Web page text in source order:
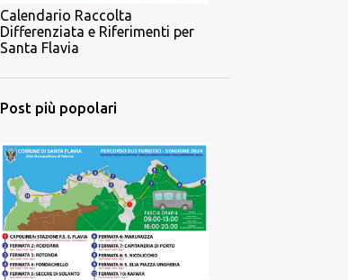
Calendario Raccolta
Differenziata e Riferimenti per
Santa Flavia
Post più popolari